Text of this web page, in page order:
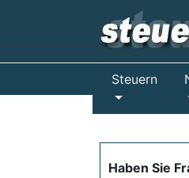
Steuern
Haben Sie